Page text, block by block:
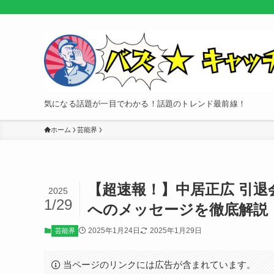
気になる話題が一目でわかる！話題のトレンド最前線！
ホーム 芸能界
【超速報！】中居正広 引
へのメッセージを徹底解説
2025
1/29
芸能界 2025年1月24日 2025年1月29日
当ページのリンクには広告が含まれています。